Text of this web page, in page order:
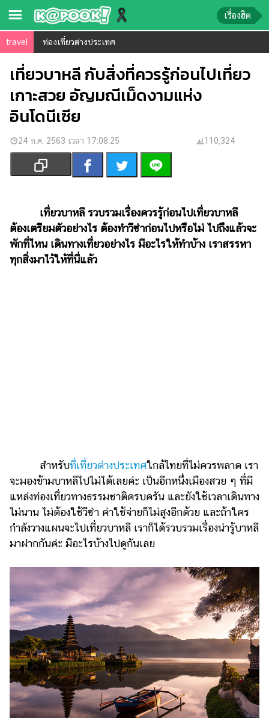
ข่าว-
ความ
รู้
ข่าว
ข่าว
บันเทิง
ตรวจ
บอล
สด
การ
ละคร
บันเทิง
เกาหลี
ไลฟ์
ไตล์
ดูด
วง
ผู้
หญิง
ผู้ชาย
สุขภาพ
ท่อง
เที่ยว
เรื่องฮิต
travel ท่องเที่ยวต่างประเทศ
เที่ยวบาหลี กับสิ่งที่ควรรู้ก่อนไปเที่ยว
เกาะสวย อัญมณีเม็ดงามแห่ง
อินโดนีเซีย
24 ก.ค. 2563 เวลา 17:08:25 110,324
เที่ยวบาหลี รวบรวมเรื่องควรรู้ก่อนไปเที่ยวบาหลี
ต้องเตรียมตัวอย่างไร ต้องทำวีซ่าก่อนไปหรือไม่ ไปถึงแล้วจะ
พักที่ไหน เดินทางเที่ยวอย่างไร มีอะไรให้ทำบ้าง เราสรรหา
ทุกสิ่งมาไว้ให้ที่นี่แล้ว
สำหรับที่เที่ยวต่างประเทศใกล้ไทยที่ไม่ควรพลาด เรา
จะมองข้ามบาหลีไปไม่ได้เลยค่ะ เป็นอีกหนึ่งเมืองสวย ๆ ที่มี
แหล่งท่องเที่ยวทางธรรมชาติครบครัน และยังใช้เวลาเดินทาง
ไม่นาน ไม่ต้องใช้วีซ่า ค่าใช้จ่ายก็ไม่สูงอีกด้วย และถ้าใคร
กำลังวางแผนจะไปเที่ยวบาหลี เราก็ได้รวบรวมเรื่องน่ารู้บาหลี
มาฝากกันค่ะ มีอะไรบ้างไปดูกันเลย